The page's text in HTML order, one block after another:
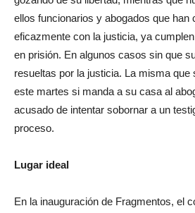
ellos funcionarios y abogados que han
eficazmente con la justicia, ya
en prisión. En algunos casos sin que
resueltas por la justicia. La misma que
este martes si manda a su casa al
acusado de intentar sobornar a un
proceso.
Lugar ideal
En la inauguración de Fragmentos, el